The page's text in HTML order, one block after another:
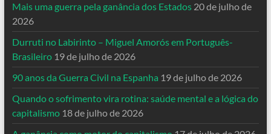
Mais uma guerra pela ganância dos Estados 20 de julho de
2026
Durruti no Labirinto – Miguel Amorós em Português-
Brasileiro 19 de julho de 2026
90 anos da Guerra Civil na Espanha 19 de julho de 2026
Quando o sofrimento vira rotina: saúde mental e a lógica do
capitalismo 18 de julho de 2026